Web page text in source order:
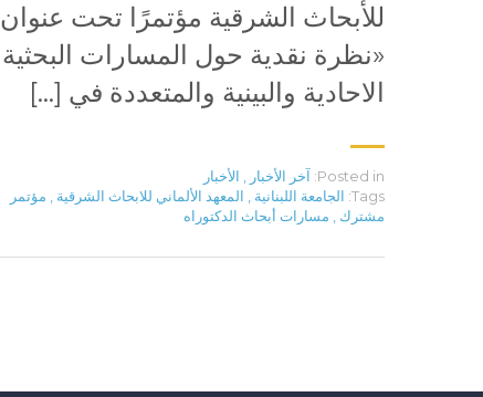
للأبحاث الشرقية مؤتمرًا تحت عنوان
«نظرة نقدية حول المسارات البحثية
الاحادية والبينية والمتعددة في […]
Posted in: آخر الأخبار
الأخبار
Tags: الجامعة اللبنانية المعهد الألماني للابحاث الشرقية
مؤتمر
مشترك
مسارات أبحاث الدكتوراه